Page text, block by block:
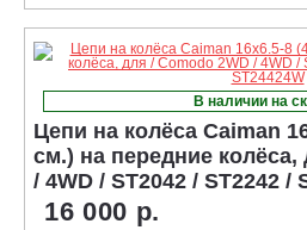
В наличии на
Цепи на колёса Caiman
см.) на передние колёса,
/ 4WD / ST2042 / ST2242 /
16 000 р.